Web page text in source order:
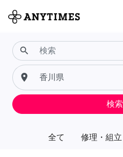
全て 修理・組立
search
place
検索